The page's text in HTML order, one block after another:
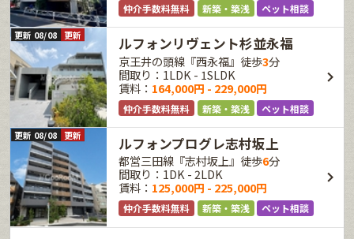
仲介手数料無料 新築・築浅 ペット相談
更新 08/08 更新 ルフォンリヴェント杉並永福
京王井の頭線『西永福』徒歩3分
間取り：1LDK - 1SLDK
賃料： 164,000円 - 229,000円
仲介手数料無料 新築・築浅 ペット相談
更新 08/08 更新 ルフォンプログレ志村坂上
都営三田線『志村坂上』徒歩6分
間取り：1DK - 2LDK
賃料： 125,000円 - 225,000円
仲介手数料無料 新築・築浅 ペット相談